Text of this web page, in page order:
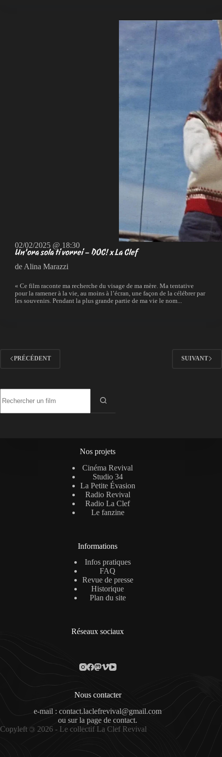
02/02/2025 @ 18:30
Un’ora sola ti vorrei – DOC! x La Clef
de Alina Marazzi
« Ce film raconte ma recherche du visage de ma mère. Ma tentative
pour la ramener à la vie, au moins à l’écran, une façon de la célébrer par
les souvenirs. Pendant la plus grande partie de ma vie le nom...
PRÉCÉDENT SUIVANT
résultat
Nos projets
Cinéma Revival
Studio 34
La Petite Évasion
Radio Revival
Radio La Clef
Le fanzine
Informations
Infos pratiques
FAQ
Revue de presse
Historique
Plan du site
Réseaux sociaux
Nous contacter
e-mail : contact.laclefrevival@gmail.com
ou sur lapage de contact.
Copyleft © 2026 - Le collectif La Clef Revival